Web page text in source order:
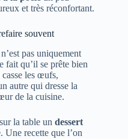
Une recette que l’on
ce gâteau aux
que vous pouvez
avec presque rien.